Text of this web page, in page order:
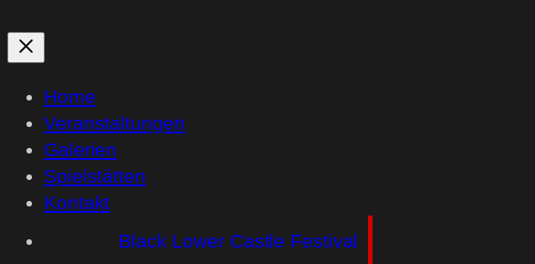
Home
Veranstaltungen
Galerien
Spielstätten
Kontakt
Black Lower Castle Festival